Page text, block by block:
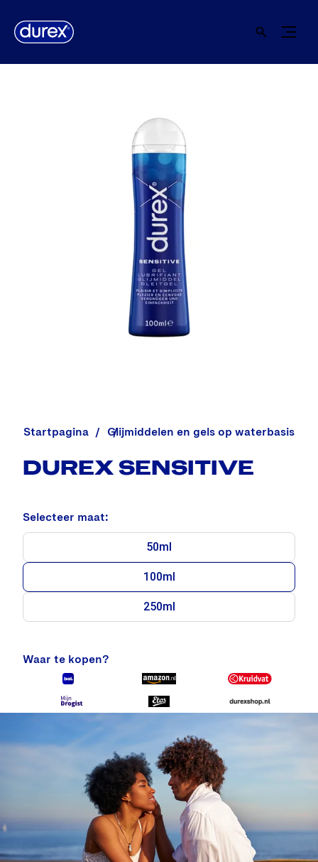
Startpagina Alle glijmiddelen en massagegels
Glijmiddelen en gels op waterbasis
DUREX SENSITIVE
Selecteer maat:
50ml
100ml
250ml
Waar te kopen?